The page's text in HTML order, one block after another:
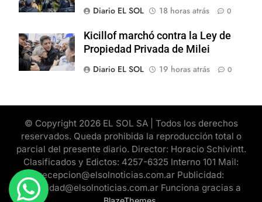
Diario EL SOL
18 horas atrás 0
Kicillof marchó contra la Ley de
Propiedad Privada de Milei
Diario EL SOL
19 horas atrás 0
© Copyright 2026 EL SOL SA | Todos los derechos
reservados. Queda prohibida la reproducción total o
parcial del presente diario. Director: Horacio Schivintt.
Clasificados y Edictos: 4257-6325 Interno 101 Mail:
recepcion@elsolnoticias.com.ar Publicidad:
publicidad@elsolnoticias.com.ar Funciona gracias a